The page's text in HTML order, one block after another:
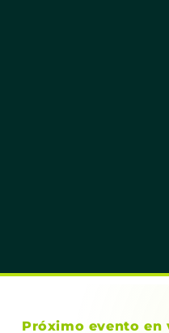
Próximo evento en